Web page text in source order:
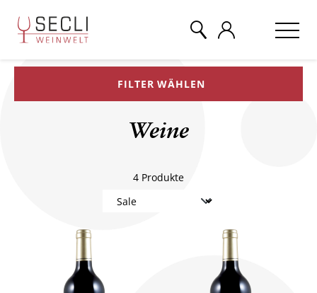
Weine
FILTER WÄHLEN
4 Produkte
ÜBER UNS